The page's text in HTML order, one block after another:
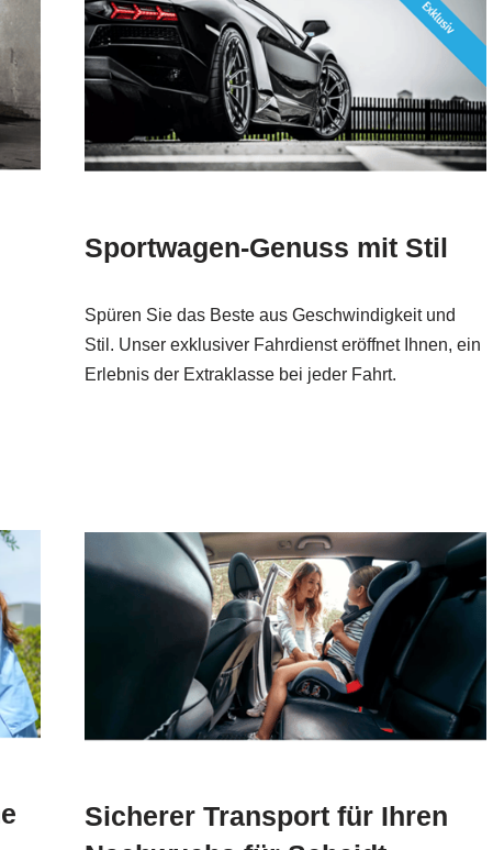
Sportwagen-Genuss mit Stil
Spüren Sie das Beste aus Geschwindigkeit und
Stil. Unser exklusiver Fahrdienst eröffnet Ihnen, ein
Erlebnis der Extraklasse bei jeder Fahrt.
Sicherer Transport für Ihren